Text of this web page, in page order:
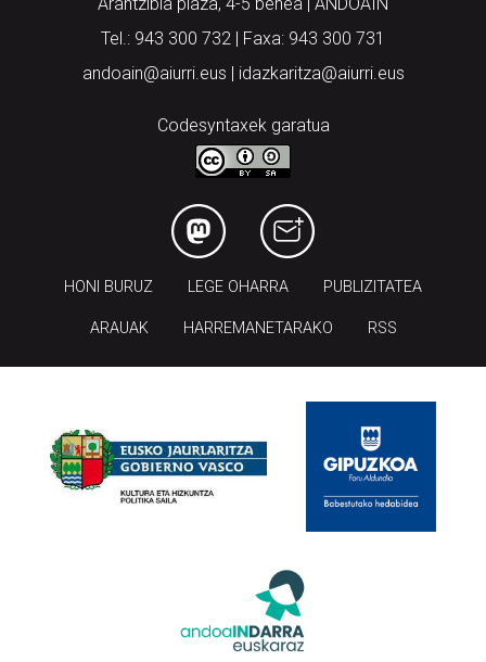
Tel.: 943 300 732 | Faxa: 943 300 731
andoain@aiurri.eus | idazkaritza@aiurri.eus
Codesyntaxek garatua
HONI BURUZ LEGE OHARRA PUBLIZITATEA
ARAUAK HARREMANETARAKO RSS